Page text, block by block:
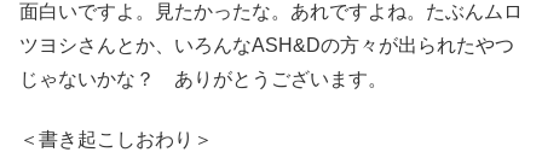
面白いですよ。見たかったな。あれですよね。たぶんムロ
ツヨシさんとか、いろんなASH&Dの方々が出られたやつ
じゃないかな？ ありがとうございます。
＜書き起こしおわり＞